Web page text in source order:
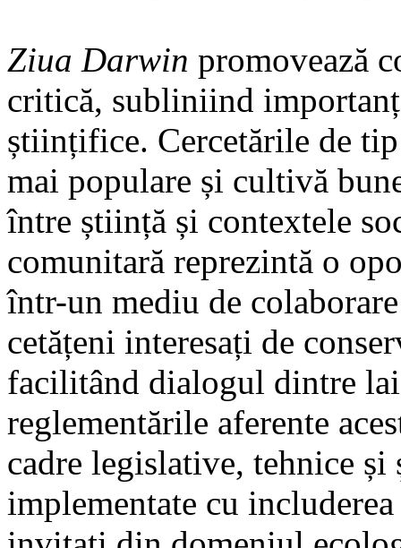
Ziua Darwin promovează
critică, subliniind
științifice. Cercetările de
mai populare și cultivă
între știință și contextele
comunitară reprezintă o
într-un mediu de
cetățeni interesați de
facilitând dialogul dintre
reglementările aferente
cadre legislative, tehnice
implementate cu